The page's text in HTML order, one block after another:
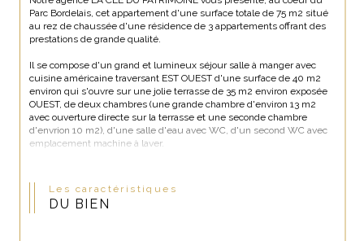
Parc Bordelais, cet appartement d'une surface totale de 75 m2 situé
au rez de chaussée d'une résidence de 3 appartements offrant des
prestations de grande qualité.
Il se compose d'un grand et lumineux séjour salle à manger avec
cuisine américaine traversant EST OUEST d'une surface de 40 m2
environ qui s'ouvre sur une jolie terrasse de 35 m2 environ exposée
OUEST, de deux chambres (une grande chambre d'environ 13 m2
avec ouverture directe sur la terrasse et une seconde chambre
d'envrion 10 m2), d'une salle d'eau avec WC, d'un second WC avec
emplacement machine à laver.
Chauffage : individuel gaz avec climatisation réversible.
Les caractéristiques
DU BIEN